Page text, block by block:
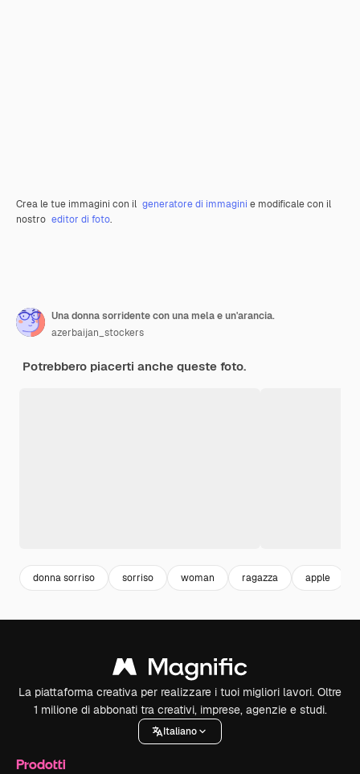
Crea le tue immagini con il generatore di immagini e modificale con il
nostro editor di foto.
Una donna sorridente con una mela e un'arancia.
azerbaijan_stockers
Potrebbero piacerti anche queste foto.
donna sorriso sorriso woman ragazza apple
La piattaforma creativa per realizzare i tuoi migliori lavori. Oltre
1 milione di abbonati tra creativi, imprese, agenzie e studi.
Italiano
Prodotti